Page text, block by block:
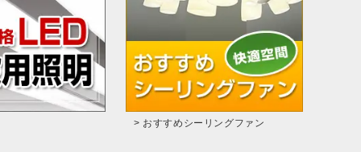
> おすすめシーリングファン